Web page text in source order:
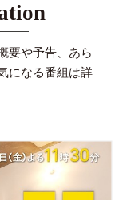
要や予告、あら
になる番組は詳